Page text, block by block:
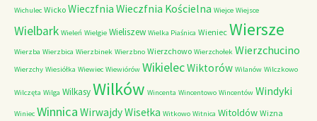
Wichulec Wicko Wieczfnia Wieczfnia Kościelna Wiejce Wiejsce
Wielbark Wieleń Wielgie Wieliszew Wielka Piaśnica Wieniec Wiersze
Wierzba Wierzbica Wierzbinek Wierzbno Wierzchowo Wierzchołek Wierzchucino
Wierzchy Wiesiółka Wiewiec Wiewiórów WikielecWiktorów Wilanów Wilczkowo
Wilczęta Wilga WilkasyWilków Wincenta Wincentowo Wincentów Windyki
Winiec Winnica WirwajdyWisełka Witkowo Witnica Witoldów Wizna